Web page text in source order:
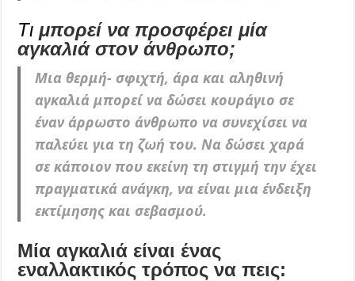
Τι μπορεί να προσφέρει μία
αγκαλιά στον άνθρωπο;
Μια θερμή- σφιχτή, άρα και αληθινή
αγκαλιά μπορεί να δώσει κουράγιο σε
έναν άρρωστο άνθρωπο να συνεχίσει να
παλεύει για τη ζωή του. Να δώσει χαρά
σε κάποιον που εκείνη τη στιγμή την έχει
πραγματικά ανάγκη, να είναι μια ένδειξη
εκτίμησης και σεβασμού.
Μία αγκαλιά είναι ένας
εναλλακτικός τρόπος να πεις: